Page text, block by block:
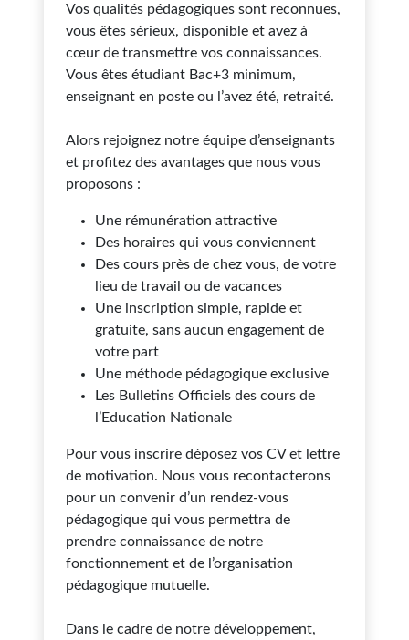
Vos qualités pédagogiques sont reconnues,
vous êtes sérieux, disponible et avez à
cœur de transmettre vos connaissances.
Vous êtes étudiant Bac+3 minimum,
enseignant en poste ou l’avez été, retraité.
Alors rejoignez notre équipe d’enseignants
et profitez des avantages que nous vous
proposons :
Une rémunération attractive
Des horaires qui vous conviennent
Des cours près de chez vous, de votre
lieu de travail ou de vacances
Une inscription simple, rapide et
gratuite, sans aucun engagement de
votre part
Une méthode pédagogique exclusive
Les Bulletins Officiels des cours de
l’Education Nationale
Pour vous inscrire déposez vos CV et lettre
de motivation. Nous vous recontacterons
pour un convenir d’un rendez-vous
pédagogique qui vous permettra de
prendre connaissance de notre
fonctionnement et de l’organisation
pédagogique mutuelle.
Dans le cadre de notre développement,